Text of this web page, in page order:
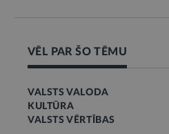
VĒL PAR ŠO TĒMU
VALSTS VALODA
KULTŪRA
VALSTS VĒRTĪBAS